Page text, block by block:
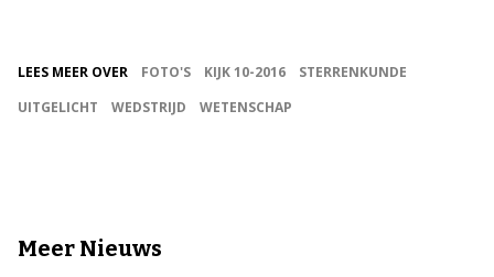
LEES MEER OVER FOTO'S KIJK 10-2016
STERRENKUNDE
UITGELICHT
WEDSTRIJD WETENSCHAP
Meer Nieuws